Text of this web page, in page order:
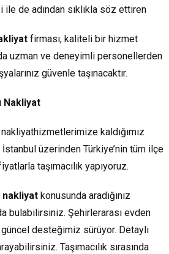
ile de adından sıklıkla söz ettiren
firması, kaliteli bir hizmet
uzman ve deneyimli personellerden
güvenle taşınacaktır.
Nakliyat
kaldığımız
üzerinden Türkiye’nin tüm ilçe
taşımacılık yapıyoruz.
nakliyat konusunda aradığınız
bulabilirsiniz. Şehirlerarası evden
güncel desteğimiz sürüyor. Detaylı
Taşımacılık sırasında